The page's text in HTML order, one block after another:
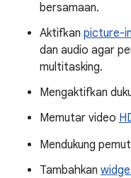
bersamaan.
Aktifkan picture-
dan audio agar
multitasking.
Mengaktifkan
Memutar video
Mendukung
Tambahkan